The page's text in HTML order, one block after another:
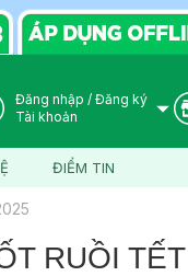
User Icon
Đăng nhập / Đăng ký
Tài khoản
ĐIỂM TIN
RUỒI